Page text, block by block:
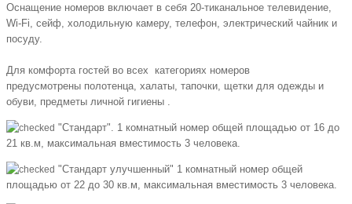
Оснащение номеров включает в себя 20-тиканальное телевидение,
Wi-Fi, сейф, холодильную камеру, телефон, электрический чайник и
посуду.
Для комфорта гостей во всех категориях номеров
предусмотрены полотенца, халаты, тапочки, щетки для одежды и
обуви, предметы личной гигиены .
"Стандарт". 1 комнатный номер общей площадью от 16 до
21 кв.м, максимальная вместимость 3 человека.
"Стандарт улучшенный" 1 комнатный номер общей
площадью от 22 до 30 кв.м, максимальная вместимость 3 человека.